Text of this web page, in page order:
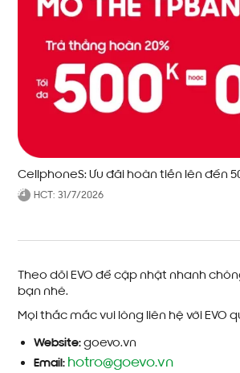
CellphoneS: Ưu đãi hoàn tiền lên đến
HCT: 31/7/2026
Theo dõi EVO để cập nhật nhanh
bạn nhé.
Mọi thắc mắc vui lòng liên hệ với EVO
Website:goevo.vn
Email: hotro@goevo.vn